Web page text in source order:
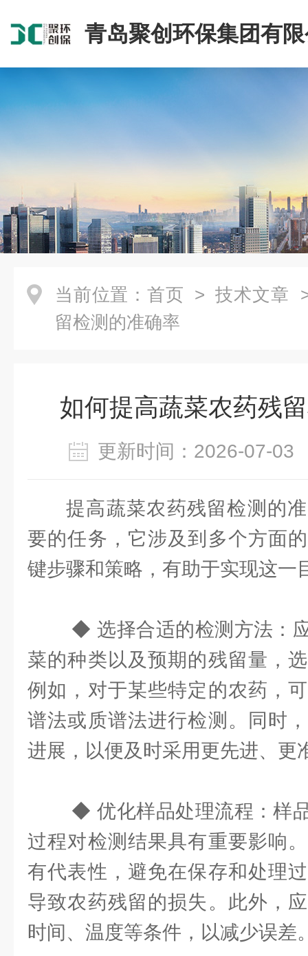
青岛聚创环保集团有
当前位置： 首页 > 技术文章
留检测的准确率
如何提高蔬菜农药残
更新时间：2026-07-
提高蔬菜农药残留检测的
要的任务，它涉及到多个方面
键步骤和策略，有助于实现这一
◆ 选择合适的检测方法：
菜的种类以及预期的残留量，
例如，对于某些特定的农药，
谱法或质谱法进行检测。同时
进展，以便及时采用更先进、更
◆ 优化样品处理流程：样
过程对检测结果具有重要影响
有代表性，避免在保存和处理
导致农药残留的损失。此外，
时间、温度等条件，以减少误差